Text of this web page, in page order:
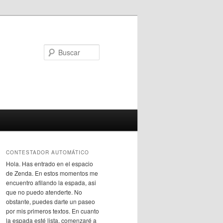
CONTESTADOR AUTOMÁTICO
Hola. Has entrado en el espacio
de Zenda. En estos momentos me
encuentro afilando la espada, asi
que no puedo atenderte. No
obstante, puedes darte un paseo
por mis primeros textos. En cuanto
la espada esté lista, comenzaré a